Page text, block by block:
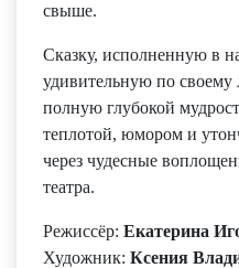
свыше.
Сказку, исполненную в
удивительную по
полную глубокой
теплотой, юмором и
через чудесные
театра.
Режиссёр: Екатерина
Художник: Ксения